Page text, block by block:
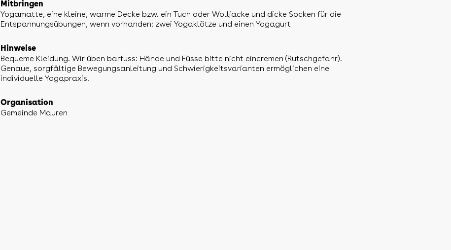
Mitbringen
Yogamatte, eine kleine, warme Decke bzw. ein Tuch oder Wolljacke und dicke Socken für die
Entspannungsübungen, wenn vorhanden: zwei Yogaklötze und einen Yogagurt
Hinweise
Bequeme Kleidung. Wir üben barfuss: Hände und Füsse bitte nicht eincremen (Rutschgefahr).
Genaue, sorgfältige Bewegungsanleitung und Schwierigkeitsvarianten ermöglichen eine
individuelle Yogapraxis.
Organisation
Gemeinde Mauren